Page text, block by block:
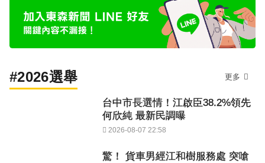
#2026選舉 更多
台中市長選情！江啟臣38.2%領先
何欣純 最新民調曝
2026-08-07 22:58
驚！ 貨車男經江和樹服務處 突嗆